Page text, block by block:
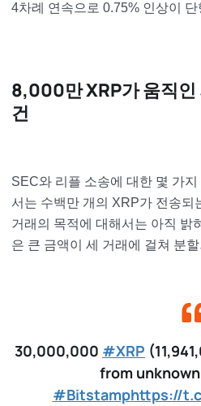
4차례 연속으로 0.75% 인상이 단
8,000만 XRP가 움직인
건
SEC와 리플 소송에 대한 몇 가지
서는 수백만 개의 XRP가 전송되
거래의 목적에 대해서는 아직 밝
은 큰 금액이 세 거래에 걸쳐 분
30,000,000 #XRP
from
#Bitstamphttps://